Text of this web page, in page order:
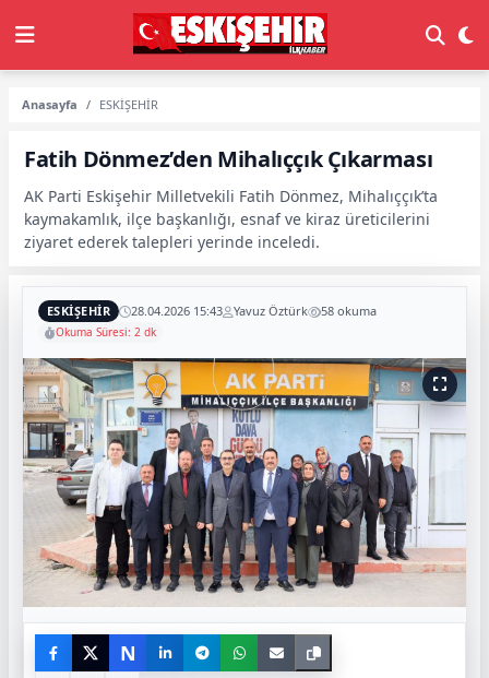
Anasayfa ESKİŞEHİR
Fatih Dönmez’den Mihalıççık Çıkarması
AK Parti Eskişehir Milletvekili Fatih Dönmez, Mihalıççık’ta
kaymakamlık, ilçe başkanlığı, esnaf ve kiraz üreticilerini
ziyaret ederek talepleri yerinde inceledi.
ESKİŞEHİR 28.04.2026 15:43 Yavuz Öztürk 58 okuma
Okuma Süresi: 2 dk
N